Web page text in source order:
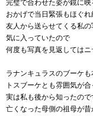
完璧で合わせた姿が鏡に
おかげで当日緊張もほぐ
友人から送らせてくる私
気に入っていたので
何度も写真を見返しては
ラナンキュラスのブーケ
トスブーケとも雰囲気が
実は私も後から知ったので
亡くなった母側の祖母が